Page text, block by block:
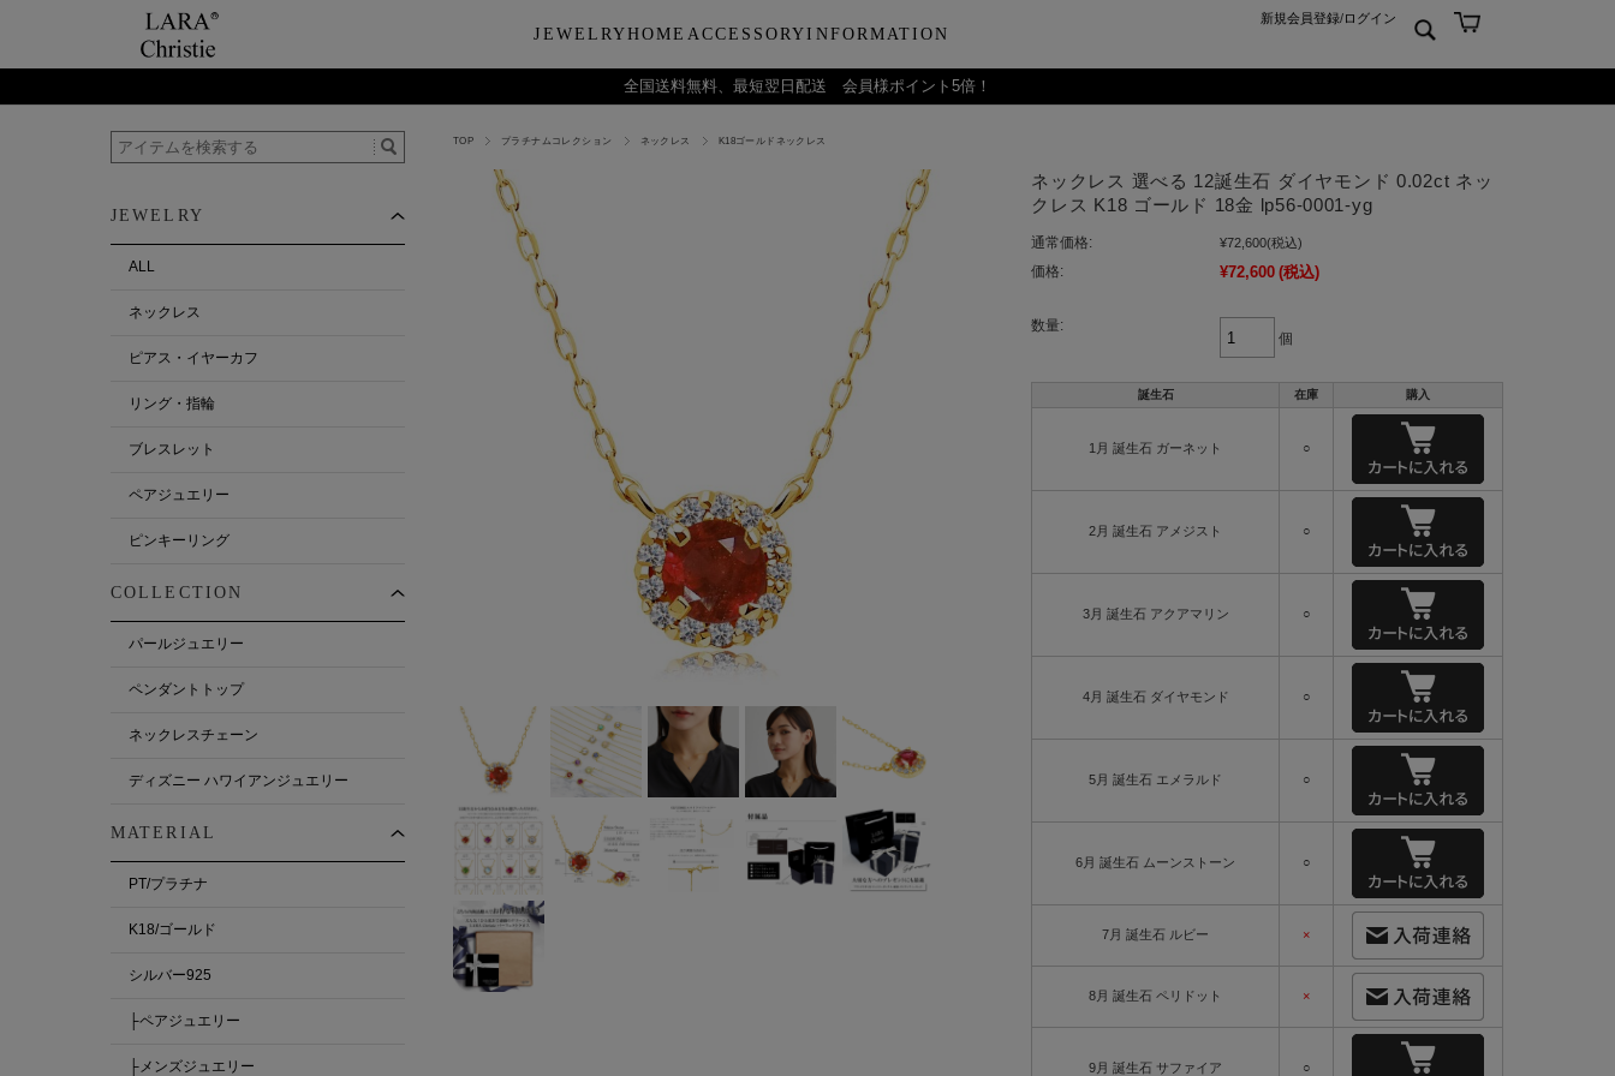
JEWELRY
Category
ピアス・イヤーカフ
Collection
PT/プラチナ
K18/ゴールド
ペアジュエリー
レディースジュエリー
ピンキーリング
チャーム
HOME
テーブルウェア
ペアグラスタンブラー
ペアビアタンブラー
ペアおちょこ
インテリア
リードディフューザー
ケア用品
収納ボックス
ボールペン
ACCESSORY
ビューティー
ハンドクリーム
今治タオル
バラエティーギフト
ジュエリーポーチ
リップケース
INFORMATION
お支払い・配送について
LARA Christieについて LARA Christie Style マガジン
レディースファッション
メンズファッション
プレゼントギフト
トラベル
お問合せ
新規会員登録/ログイン
全国送料無料、最短翌日配送 会員様ポイント5倍！
TOP プラチナムコレクション ネックレス K18ゴールドネックレス
ネックレス 選べる 12誕生石 ダイヤモンド 0.02ct ネッ
クレス K18 ゴールド 18金 lp56-0001-yg
通常価格: ¥72,600(税込)
価格: ¥72,600 (税込)
数量:
個
誕生石 在庫 購入
1月 誕生石 ガーネット ○
2月 誕生石 アメジスト ○
3月 誕生石 アクアマリン ○
4月 誕生石 ダイヤモンド ○
5月 誕生石 エメラルド ○
6月 誕生石 ムーンストーン ○
7月 誕生石 ルビー ×
8月 誕生石 ペリドット ×
9月 誕生石 サファイア ○
JEWELRY
ALL
ネックレス
ピアス・イヤーカフ
リング・指輪
ブレスレット
ペアジュエリー
ピンキーリング
COLLECTION
パールジュエリー
ペンダントトップ
ネックレスチェーン
ディズニー ハワイアンジュエリー
MATERIAL
PT/プラチナ
K18/ゴールド
シルバー925
├ペアジュエリー
├メンズジュエリー